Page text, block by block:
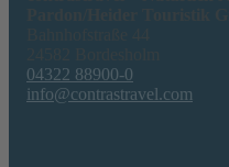
04322 88900-0
info@contrastravel.com